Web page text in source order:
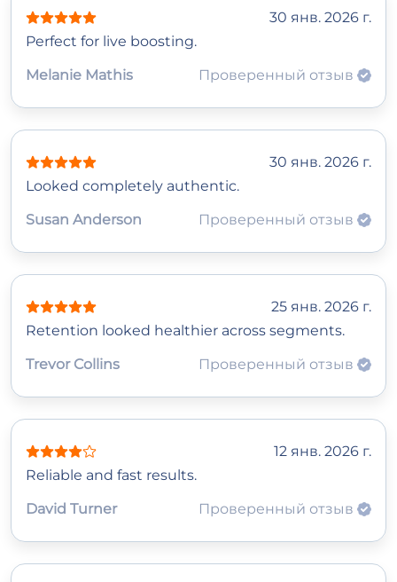
30 янв. 2026 г.
Perfect for live boosting.
Melanie Mathis
Проверенный отзыв
30 янв. 2026 г.
Looked completely authentic.
Susan Anderson
Проверенный отзыв
25 янв. 2026 г.
Retention looked healthier across segments.
Trevor Collins
Проверенный отзыв
12 янв. 2026 г.
Reliable and fast results.
David Turner
Проверенный отзыв